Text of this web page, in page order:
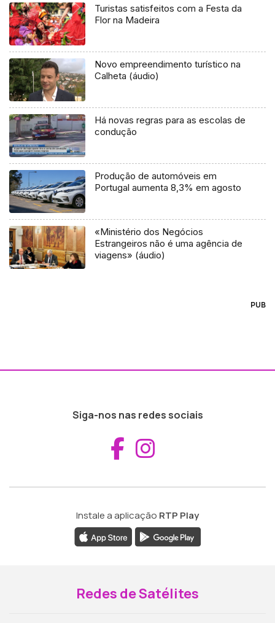
Turistas satisfeitos com a Festa da
Flor na Madeira
Novo empreendimento turístico na
Calheta (áudio)
Há novas regras para as escolas de
condução
Produção de automóveis em
Portugal aumenta 8,3% em agosto
«Ministério dos Negócios
Estrangeiros não é uma agência de
viagens» (áudio)
PUB
Siga-nos nas redes sociais
Aceder ao
Instale a aplicação RTP Play
Redes de Satélites